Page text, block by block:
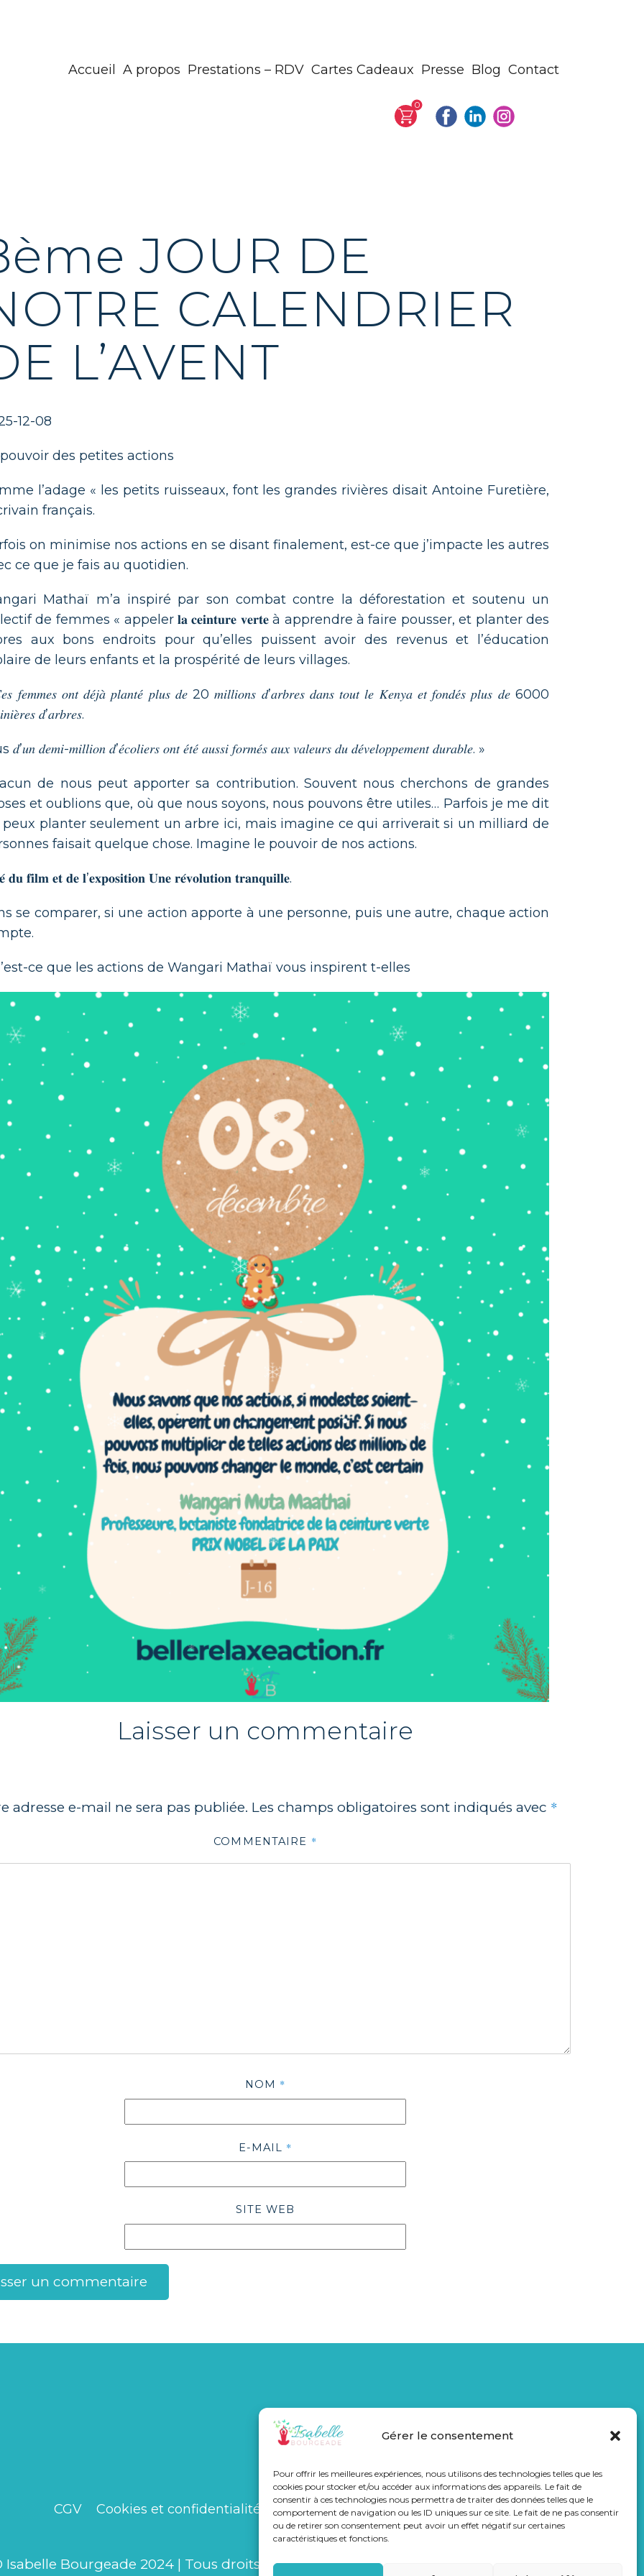
Gérer le consentement
Pour offrir les meilleures expériences, nous utilisons des technologies telles que les
cookies pour stocker et/ou accéder aux informations des appareils. Le fait de
consentir à ces technologies nous permettra de traiter des données telles que le
comportement de navigation ou les ID uniques sur ce site. Le fait de ne pas consentir
ou de retirer son consentement peut avoir un effet négatif sur certaines
caractéristiques et fonctions.
Accueil A propos Prestations – RDV Cartes Cadeaux Presse Blog Contact
0
JOUR DE
CALENDRIER
L’AVENT
12-08
des petites actions
l’adage « les petits ruisseaux, font les grandes rivières disait Antoine Furetière,
français.
on minimise nos actions en se disant finalement, est-ce que j’impacte les autres
ce que je fais au quotidien.
Mathaï m’a inspiré par son combat contre la déforestation et soutenu un
de femmes « appeler 𝐥𝐚 𝐜𝐞𝐢𝐧𝐭𝐮𝐫𝐞 𝐯𝐞𝐫𝐭𝐞 à apprendre à faire pousser, et planter des
aux bons endroits pour qu’elles puissent avoir des revenus et l’éducation
de leurs enfants et la prospérité de leurs villages.
𝑓𝑒𝑚𝑚𝑒𝑠 𝑜𝑛𝑡 𝑑𝑒́𝑗𝑎̀ 𝑝𝑙𝑎𝑛𝑡𝑒́ 𝑝𝑙𝑢𝑠 𝑑𝑒 20 𝑚𝑖𝑙𝑙𝑖𝑜𝑛𝑠 𝑑’𝑎𝑟𝑏𝑟𝑒𝑠 𝑑𝑎𝑛𝑠 𝑡𝑜𝑢𝑡 𝑙𝑒 𝐾𝑒𝑛𝑦𝑎 𝑒𝑡 𝑓𝑜𝑛𝑑𝑒́𝑠 𝑝𝑙𝑢𝑠 𝑑𝑒 6000
𝑑’𝑎𝑟𝑏𝑟𝑒𝑠.
𝑑’𝑢𝑛 𝑑𝑒𝑚𝑖-𝑚𝑖𝑙𝑙𝑖𝑜𝑛 𝑑’𝑒́𝑐𝑜𝑙𝑖𝑒𝑟𝑠 𝑜𝑛𝑡 𝑒́𝑡𝑒́ 𝑎𝑢𝑠𝑠𝑖 𝑓𝑜𝑟𝑚𝑒́𝑠 𝑎𝑢𝑥 𝑣𝑎𝑙𝑒𝑢𝑟𝑠 𝑑𝑢 𝑑𝑒́𝑣𝑒𝑙𝑜𝑝𝑝𝑒𝑚𝑒𝑛𝑡 𝑑𝑢𝑟𝑎𝑏𝑙𝑒. »
de nous peut apporter sa contribution. Souvent nous cherchons de grandes
et oublions que, où que nous soyons, nous pouvons être utiles… Parfois je me dit
peux planter seulement un arbre ici, mais imagine ce qui arriverait si un milliard de
faisait quelque chose. Imagine le pouvoir de nos actions.
𝐝𝐮 𝐟𝐢𝐥𝐦 𝐞𝐭 𝐝𝐞 𝐥’𝐞𝐱𝐩𝐨𝐬𝐢𝐭𝐢𝐨𝐧 𝐔𝐧𝐞 𝐫𝐞́𝐯𝐨𝐥𝐮𝐭𝐢𝐨𝐧 𝐭𝐫𝐚𝐧𝐪𝐮𝐢𝐥𝐥𝐞.
se comparer, si une action apporte à une personne, puis une autre, chaque action
ce que les actions de Wangari Mathaï vous inspirent t-elles
Laisser un commentaire
adresse e-mail ne sera pas publiée. Les champs obligatoires sont indiqués avec *
COMMENTAIRE *
NOM *
E-MAIL *
SITE WEB
un commentaire
CGV Cookies et confidentialité Infos légales – CGU Contact
Isabelle Bourgeade 2024 | Tous droits Réservés |